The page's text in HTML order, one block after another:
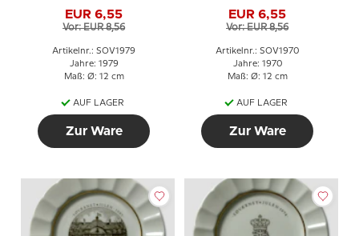
Copenhagen
EUR 6,55
Vor: EUR 8,56
Artikelnr.: SOV1979
Jahre: 1979
Maß: Ø: 12 cm
AUF LAGER
Zur Ware
Copenhagen
EUR 6,55
Vor: EUR 8,56
Artikelnr.: SOV1970
Jahre: 1970
Maß: Ø: 12 cm
AUF LAGER
Zur Ware